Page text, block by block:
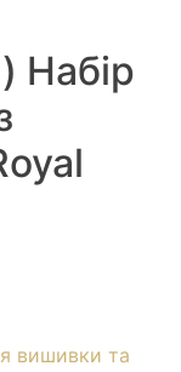
Набір
вишивки та